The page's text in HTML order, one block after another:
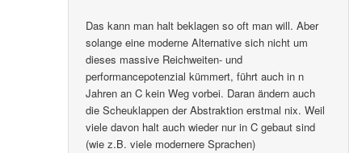
Das kann man halt beklagen so oft man will. Aber
solange eine moderne Alternative sich nicht um
dieses massive Reichweiten- und
performancepotenzial kümmert, führt auch in n
Jahren an C kein Weg vorbei. Daran ändern auch
die Scheuklappen der Abstraktion erstmal nix. Weil
viele davon halt auch wieder nur in C gebaut sind
(wie z.B. viele modernere Sprachen)